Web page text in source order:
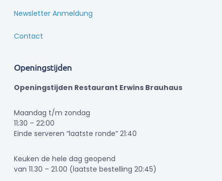
Newsletter Anmeldung
Contact
Openingstijden
Openingstijden Restaurant Erwins Brauhaus
Maandag t/m zondag
11:30 – 22:00
Einde serveren “laatste ronde” 21:40
Keuken de hele dag geopend
van 11.30 – 21.00 (laatste bestelling 20:45)